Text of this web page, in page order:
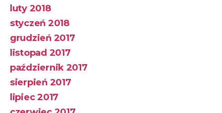
luty 2018
styczeń 2018
grudzień 2017
listopad 2017
październik 2017
sierpień 2017
lipiec 2017